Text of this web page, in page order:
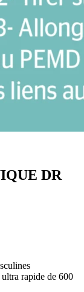
DR
rapide de 600